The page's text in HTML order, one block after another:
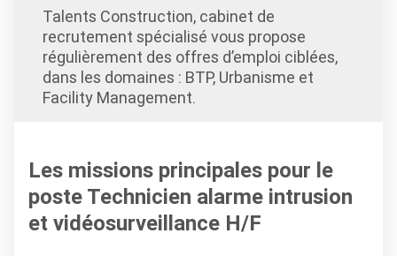
Talents Construction, cabinet de
recrutement spécialisé vous propose
régulièrement des offres d’emploi ciblées,
dans les domaines : BTP, Urbanisme et
Facility Management.
Les missions principales pour le
poste Technicien alarme intrusion
et vidéosurveillance H/F